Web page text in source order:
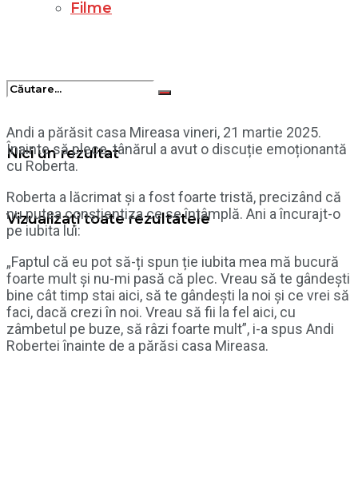
Filme
Nici un rezultat
Vizualizați toate rezultatele
Andi a părăsit casa Mireasa vineri, 21 martie 2025.
Înainte să plece, tânărul a avut o discuție emoționantă
cu Roberta.
Roberta a lăcrimat și a fost foarte tristă, precizând că
nu putea conștientiza ce se întâmplă. Ani a încurajt-o
pe iubita lui:
„Faptul că eu pot să-ți spun ție iubita mea mă bucură
foarte mult și nu-mi pasă că plec. Vreau să te gândești
bine cât timp stai aici, să te gândești la noi și ce vrei să
faci, dacă crezi în noi. Vreau să fii la fel aici, cu
zâmbetul pe buze, să râzi foarte mult”, i-a spus Andi
Robertei înainte de a părăsi casa Mireasa.